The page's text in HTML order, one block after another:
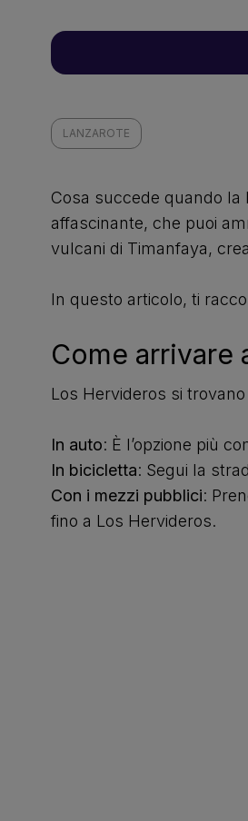
LANZAROTE
Cosa succede quando
affascinante, che puoi
vulcani di Timanfaya,
In questo articolo, ti
Come arrivare
Los Hervideros si
In auto: È l’opzione più
In bicicletta: Segui la
Con i mezzi pubblici:
fino a Los Hervideros.